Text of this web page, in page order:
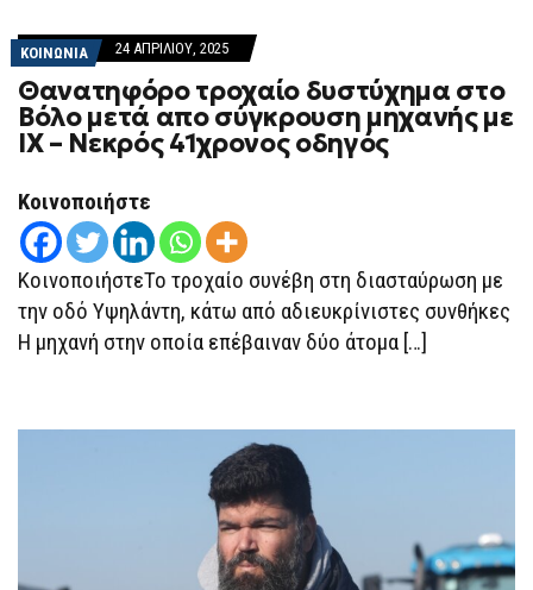
ΚΟΙΝΩΝΙΑ 24 ΑΠΡΙΛΊΟΥ, 2025
Θανατηφόρο τροχαίο δυστύχημα στο
Βόλο μετά απο σύγκρουση μηχανής με
ΙΧ – Νεκρός 41χρονος οδηγός
Κοινοποιήστε
ΚοινοποιήστεΤο τροχαίο συνέβη στη διασταύρωση με
την οδό Υψηλάντη, κάτω από αδιευκρίνιστες συνθήκες
Η μηχανή στην οποία επέβαιναν δύο άτομα […]